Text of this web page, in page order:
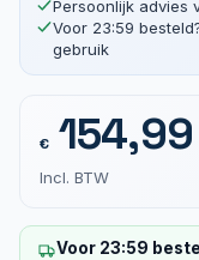
Persoonlijk advies
Voor 23:59
gebruik
€154,99
Incl. BTW
Voor 23:59